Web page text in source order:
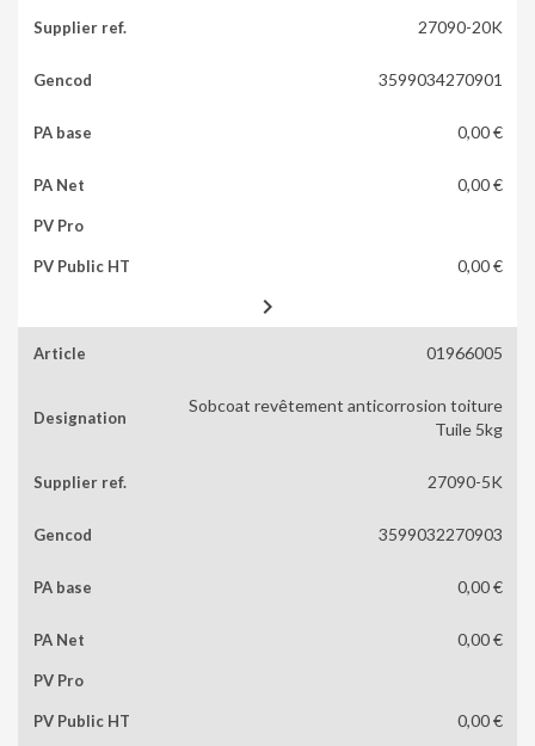
27090-20K
3599034270901
0,00 €
0,00 €
0,00 €

01966005
Sobcoat revêtement anticorrosion toiture
Tuile 5kg
27090-5K
3599032270903
0,00 €
0,00 €
0,00 €